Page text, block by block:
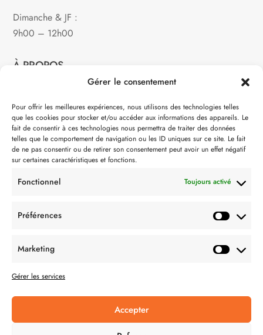
Gérer le consentement
Pour offrir les meilleures expériences, nous utilisons des technologies telles
que les cookies pour stocker et/ou accéder aux informations des appareils. Le
fait de consentir à ces technologies nous permettra de traiter des données
telles que le comportement de navigation ou les ID uniques sur ce site. Le fait
de ne pas consentir ou de retirer son consentement peut avoir un effet négatif
sur certaines caractéristiques et fonctions.
Fonctionnel Toujours activé
Préférences
Marketing
Gérer les services
Accepter
Dimanche & JF :
9h00 – 12h00
À PROPOS
Notre philosophie
Contact
Partenaire de:
CONDITION GÉNÉRALES DE VENTES